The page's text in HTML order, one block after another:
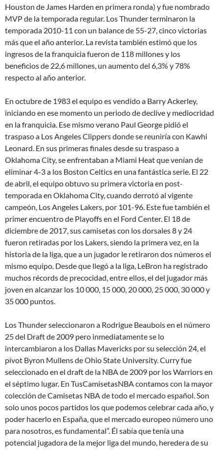
Houston de James Harden en primera ronda) y fue nombrado
MVP de la temporada regular. Los Thunder terminaron la
temporada 2010-11 con un balance de 55-27, cinco victorias
más que el año anterior. La revista también estimó que los
ingresos de la franquicia fueron de 118 millones y los
beneficios de 22,6 millones, un aumento del 6,3% y 78%
respecto al año anterior.
En octubre de 1983 el equipo es vendido a Barry Ackerley,
iniciando en ese momento un periodo de declive y mediocridad
en la franquicia. Ese mismo verano Paul George pidió el
traspaso a Los Angeles Clippers donde se reuniría con Kawhi
Leonard. En sus primeras finales desde su traspaso a
Oklahoma City, se enfrentaban a Miami Heat que venían de
eliminar 4-3 a los Boston Celtics en una fantástica serie. El 22
de abril, el equipo obtuvo su primera victoria en post-
temporada en Oklahoma City, cuando derrotó al vigente
campeón, Los Angeles Lakers, por 101-96. Este fue también el
primer encuentro de Playoffs en el Ford Center. El 18 de
diciembre de 2017, sus camisetas con los dorsales 8 y 24
fueron retiradas por los Lakers, siendo la primera vez, en la
historia de la liga, que a un jugador le retiraron dos números el
mismo equipo. Desde que llegó a la liga, LeBron ha registrado
muchos récords de precocidad, entre ellos, el del jugador más
joven en alcanzar los 10 000, 15 000, 20 000, 25 000, 30 000 y
35 000 puntos.
Los Thunder seleccionaron a Rodrigue Beaubois en el número
25 del Draft de 2009 pero inmediatamente se lo
intercambiaron a los Dallas Mavericks por su selección 24, el
pívot Byron Mullens de Ohio State University. Curry fue
seleccionado en el draft de la NBA de 2009 por los Warriors en
el séptimo lugar. En TusCamisetasNBA contamos con la mayor
colección de Camisetas NBA de todo el mercado español. Son
solo unos pocos partidos los que podemos celebrar cada año, y
poder hacerlo en España, que el mercado europeo número uno
para nosotros, es fundamental”. Él sabía que tenía una
potencial jugadora de la mejor liga del mundo, heredera de su